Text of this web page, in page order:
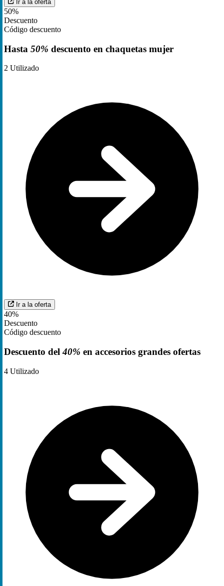
Ir a la oferta
50%
Descuento
Código descuento
Hasta 50% descuento en chaquetas mujer
2 Utilizado
Ir a la oferta
40%
Descuento
Código descuento
Descuento del40% en accesorios grandes ofertas
4 Utilizado